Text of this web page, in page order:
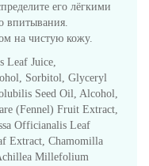
его лёгкими
впитывания.
на чистую кожу.
Leaf Juice,
Sorbitol, Glyceryl
Seed Oil, Alcohol,
(Fennel) Fruit Extract,
Officianalis Leaf
Extract, Chamomilla
Millefolium